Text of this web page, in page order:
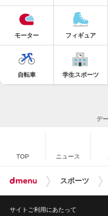
モーター フィギュア
自転車 学生スポーツ
デ
TOP ニュース
スポーツ
サイトご利用にあたって